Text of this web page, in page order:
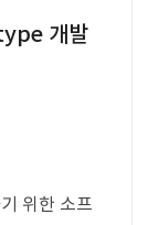
개발
위한 소프